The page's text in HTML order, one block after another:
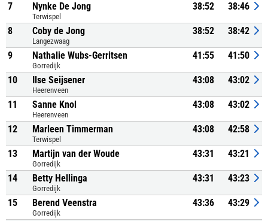
7 Nynke De Jong
Terwispel
38:52 38:46
8 Coby de Jong
Langezwaag
38:52 38:42
9 Nathalie Wubs-Gerritsen
Gorredijk
41:55 41:50
10 Ilse Seijsener
Heerenveen
43:08 43:02
11 Sanne Knol
Heerenveen
43:08 43:02
12 Marleen Timmerman
Terwispel
43:08 42:58
13 Martijn van der Woude
Gorredijk
43:31 43:21
14 Betty Hellinga
Gorredijk
43:31 43:23
15 Berend Veenstra
Gorredijk
43:36 43:29